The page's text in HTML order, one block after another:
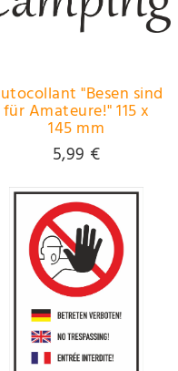
"Besen sind
für Amateure!" 115 x
145 mm
5,99 €